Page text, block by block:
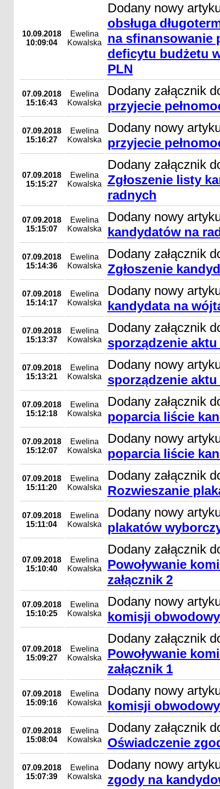
10.09.2018
10:09:04
Ewelina
Kowalska
Dodany nowy
obsługa
na sfinansowanie
deficytu budżetu
PLN
07.09.2018
15:16:43
Ewelina
Kowalska
Dodany załącznik
przyjecie
07.09.2018
15:16:27
Ewelina
Kowalska
Dodany nowy
przyjecie
07.09.2018
15:15:27
Ewelina
Kowalska
Dodany załącznik
Zgłoszenie listy
radnych
07.09.2018
15:15:07
Ewelina
Kowalska
Dodany nowy
kandydatów na
07.09.2018
15:14:36
Ewelina
Kowalska
Dodany załącznik
Zgłoszenie
07.09.2018
15:14:17
Ewelina
Kowalska
Dodany nowy
kandydata na
07.09.2018
15:13:37
Ewelina
Kowalska
Dodany załącznik
sporządzenie
07.09.2018
15:13:21
Ewelina
Kowalska
Dodany nowy
sporządzenie
07.09.2018
15:12:18
Ewelina
Kowalska
Dodany załącznik
poparcia liście
07.09.2018
15:12:07
Ewelina
Kowalska
Dodany nowy
poparcia liście
07.09.2018
15:11:20
Ewelina
Kowalska
Dodany załącznik
Rozwieszanie
07.09.2018
15:11:04
Ewelina
Kowalska
Dodany nowy
plakatów
07.09.2018
15:10:40
Ewelina
Kowalska
Dodany załącznik
Powoływanie
załącznik 2
07.09.2018
15:10:25
Ewelina
Kowalska
Dodany nowy
komisji
07.09.2018
15:09:27
Ewelina
Kowalska
Dodany załącznik
Powoływanie
załącznik 1
07.09.2018
15:09:16
Ewelina
Kowalska
Dodany nowy
komisji
07.09.2018
15:08:04
Ewelina
Kowalska
Dodany załącznik
Oświadczenie
07.09.2018
15:07:39
Ewelina
Kowalska
Dodany nowy
zgody na